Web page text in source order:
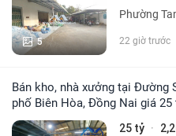
5
Phường
22 giờ trước
Bán kho, nhà xưởng tại Đường Số 2, Phường An Bình, Thành
phố Biên Hòa, Đồng Nai giá 25
25 tỷ ·